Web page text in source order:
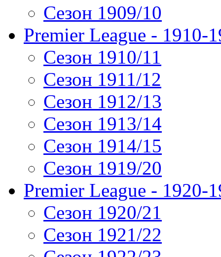
Сезон 1909/10
Premier League - 1910-
Сезон 1910/11
Сезон 1911/12
Сезон 1912/13
Сезон 1913/14
Сезон 1914/15
Сезон 1919/20
Premier League - 1920-
Сезон 1920/21
Сезон 1921/22